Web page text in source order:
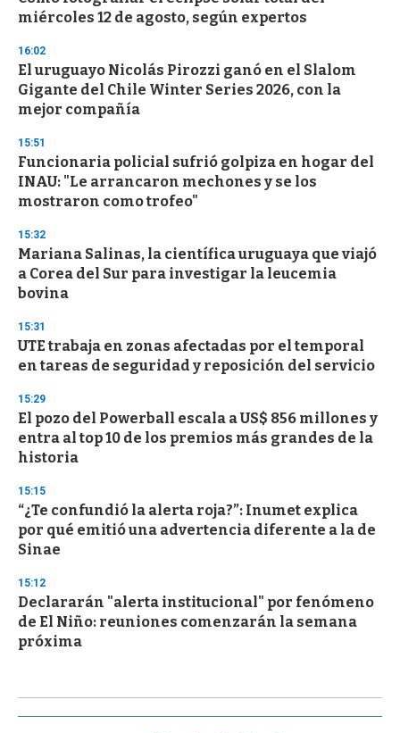
o
f
3
s
e
c
o
d
s
miércoles 12 de agosto, según expertos
16:02
El uruguayo Nicolás Pirozzi ganó en el Slalom
Gigante del Chile Winter Series 2026, con la
mejor compañía
15:51
Funcionaria policial sufrió golpiza en hogar del
INAU: "Le arrancaron mechones y se los
mostraron como trofeo"
15:32
Mariana Salinas, la científica uruguaya que viajó
a Corea del Sur para investigar la leucemia
bovina
15:31
UTE trabaja en zonas afectadas por el temporal
en tareas de seguridad y reposición del servicio
15:29
El pozo del Powerball escala a US$ 856 millones y
entra al top 10 de los premios más grandes de la
historia
15:15
“¿Te confundió la alerta roja?”: Inumet explica
por qué emitió una advertencia diferente a la de
Sinae
15:12
Declararán "alerta institucional" por fenómeno
de El Niño: reuniones comenzarán la semana
próxima